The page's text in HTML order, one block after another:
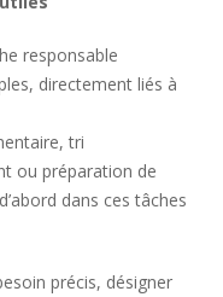
responsable
directement liés à
tri
ou préparation de
dans ces tâches
précis, désigner